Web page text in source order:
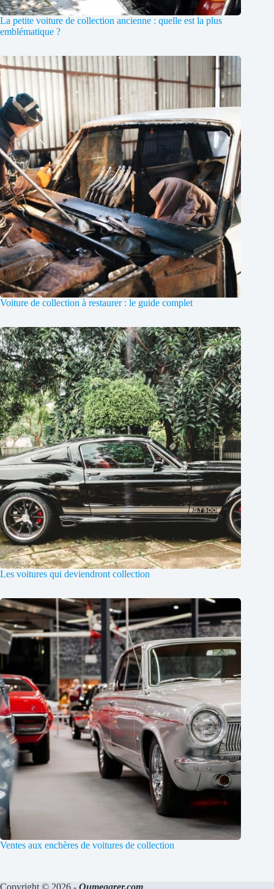
La petite voiture de collection ancienne : quelle est la plus
emblématique ?
Voiture de collection à restaurer : le guide complet
Les voitures qui deviendront collection
Ventes aux enchères de voitures de collection